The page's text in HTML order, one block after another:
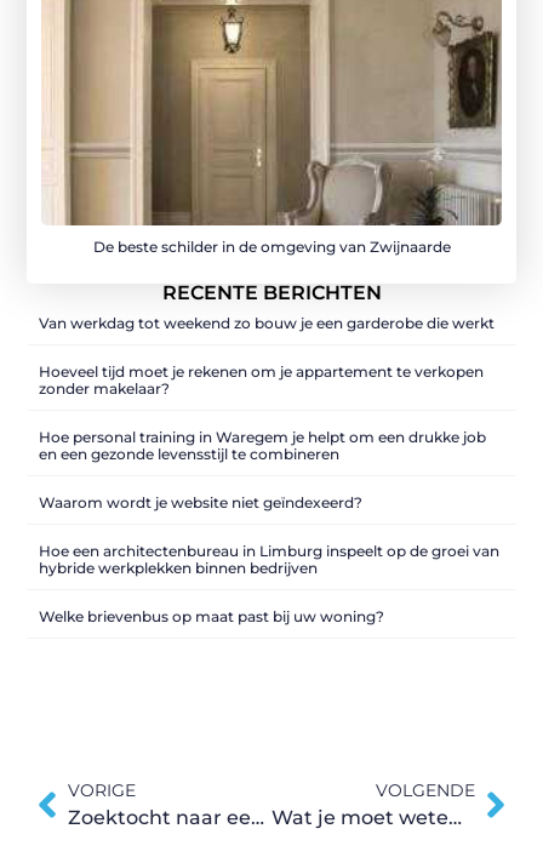
De beste schilder in de omgeving van Zwijnaarde
RECENTE BERICHTEN
Van werkdag tot weekend zo bouw je een garderobe die werkt
Hoeveel tijd moet je rekenen om je appartement te verkopen
zonder makelaar?
Hoe personal training in Waregem je helpt om een drukke job
en een gezonde levensstijl te combineren
Waarom wordt je website niet geïndexeerd?
Hoe een architectenbureau in Limburg inspeelt op de groei van
hybride werkplekken binnen bedrijven
Welke brievenbus op maat past bij uw woning?
VORIGE
Zoektocht naar een huis dat te koop staat in Deinze
VOLGENDE
​​Wat je moet weten wanneer je een rechthoekige trampoline wilt aanschaffen